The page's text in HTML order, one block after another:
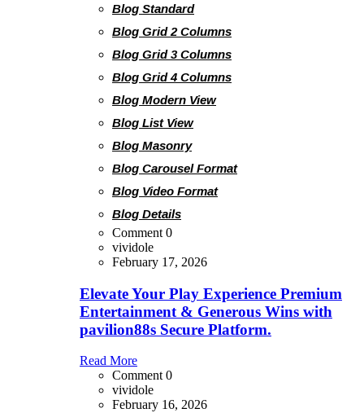
Blog Standard
Blog Grid 2 Columns
Blog Grid 3 Columns
Blog Grid 4 Columns
Blog Modern View
Blog List View
Blog Masonry
Blog Carousel Format
Blog Video Format
Blog Details
Comment 0
vividole
February 17, 2026
Elevate Your Play Experience Premium
Entertainment & Generous Wins with
pavilion88s Secure Platform.
Read More
Comment 0
vividole
February 16, 2026